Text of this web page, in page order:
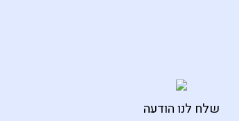
שלח לנו הודעה